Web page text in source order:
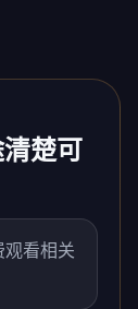
楚可
看相关